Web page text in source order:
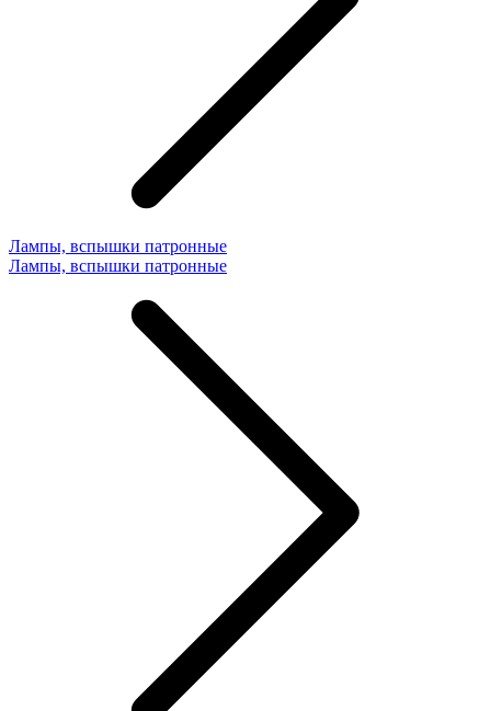
Лампы, вспышки патронные
Лампы, вспышки патронные